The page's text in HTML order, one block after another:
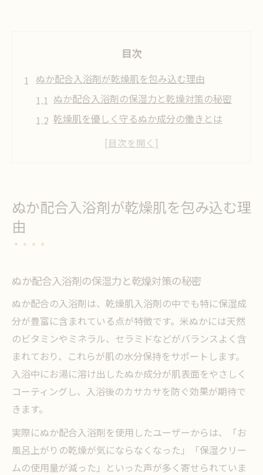
目次
ぬか配合入浴剤が乾燥肌を包み込む理由
ぬか配合入浴剤の保湿力と乾燥対策の秘密
乾燥肌を優しく守るぬか成分の働きとは
ぬか配合入浴剤が肌のバリア機能を支える
み
保湿力の高いぬか配合入浴剤の選び方ポイ
ント
お風呂で叶う乾燥肌ケアとぬかの役割
ぬか成分を活かした保湿ケアの新習慣
敏感肌にもぴったりな天然ぬかの力
敏感肌も安心して使えるぬか入浴剤の特徴
天然ぬか配合入浴剤で刺激を抑える理由
ぬか入浴剤が敏感肌のかゆみを和らげる仕
ぬか配合入浴剤が乾燥肌を包み込む理
由
ぬか配合入浴剤の保湿力と乾燥対策の秘密
ぬか配合の入浴剤は、乾燥肌入浴剤の中でも特に保湿成
分が豊富に含まれている点が特徴です。米ぬかには天然
のビタミンやミネラル、セラミドなどがバランスよく含
まれており、これらが肌の水分保持をサポートします。
入浴中にお湯に溶け出したぬか成分が肌表面をやさしく
コーティングし、入浴後のカサカサを防ぐ効果が期待で
きます。
実際にぬか配合入浴剤を使用したユーザーからは、「お
風呂上がりの乾燥が気にならなくなった」「保湿クリー
ムの使用量が減った」といった声が多く寄せられていま